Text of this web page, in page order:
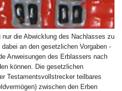
die Abwicklung des Nachlasses zu
an den gesetzlichen Vorgaben -
Anweisungen des Erblassers nach
können. Die gesetzlichen
Testamentsvollstrecker teilbares
zwischen den Erben